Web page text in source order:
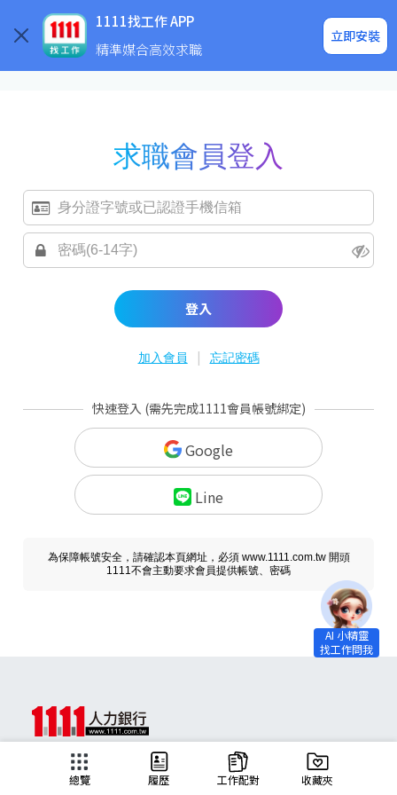
1111找工作 APP
精準媒合高效求職
立即安裝
企業求才
求職會員登入
登入
加入會員 | 忘記密碼
快速登入 (需先完成1111會員帳號綁定)
Google
Line
為保障帳號安全，請確認本頁網址，必須 www.1111.com.tw 開頭
1111不會主動要求會員提供帳號、密碼
總覽 履歷 工作配對 收藏夾